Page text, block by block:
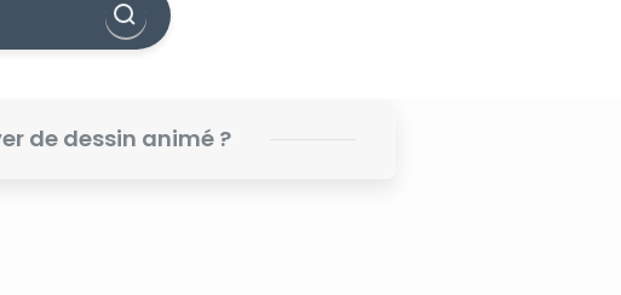
de dessin animé ?